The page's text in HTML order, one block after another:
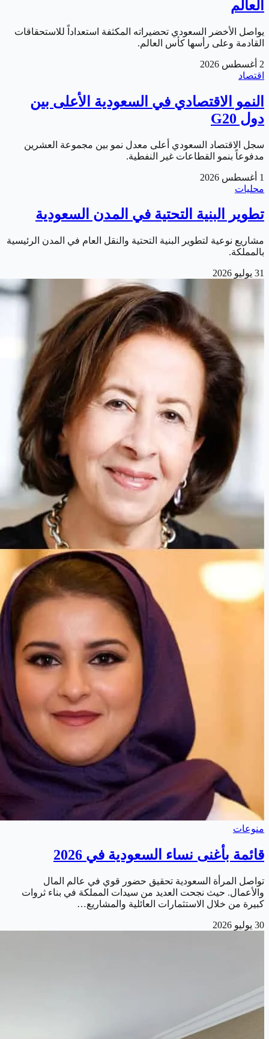
العالم
يواصل الأخضر السعودي تحضيراته المكثفة استعداداً للاستحقاقات
القادمة وعلى رأسها كأس العالم.
2 أغسطس 2026
اقتصاد
النمو الاقتصادي في السعودية الأعلى بين
دول G20
سجل الاقتصاد السعودي أعلى معدل نمو بين مجموعة العشرين
مدفوعاً بنمو القطاعات غير النفطية.
1 أغسطس 2026
محليات
تطوير البنية التحتية في المدن السعودية
مشاريع نوعية لتطوير البنية التحتية والنقل العام في المدن الرئيسية
بالمملكة.
31 يوليو 2026
منوعات
قائمة بأغنى نساء السعودية في 2026
تواصل المرأة السعودية تحقيق حضور قوي في عالم المال
والأعمال. حيث نجحت العديد من سيدات المملكة في بناء ثروات
كبيرة من خلال الاستثمارات العائلية والمشاريع…
30 يوليو 2026